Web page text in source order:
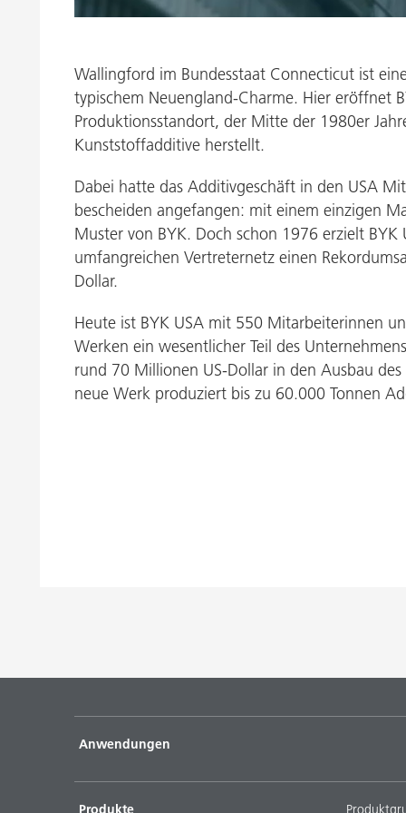
Inkjet Inks
Wallingford im Bundesstaat Connecticut ist
typischem Neuengland-Charme. Hier eröffnet
Produktionsstandort, der Mitte der 1980er
Kunststoffadditive herstellt.
Dabei hatte das Additivgeschäft in den USA
bescheiden angefangen: mit einem einzigen
Muster von BYK. Doch schon 1976 erzielt BYK
umfangreichen Vertreternetz einen
Dollar.
Heute ist BYK USA mit 550 Mitarbeiterinnen
Werken ein wesentlicher Teil des
rund 70 Millionen US-Dollar in den Ausbau des
neue Werk produziert bis zu 60.000 Tonnen
Anwendungen
Produkte